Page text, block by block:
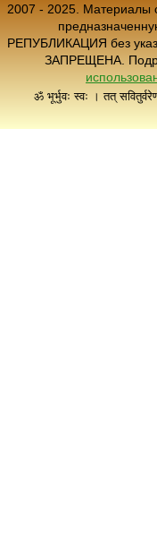
2007 - 2025. Материалы
РЕПУБЛИКАЦИЯ без
ЗАПРЕЩЕНА.
ॐ भूर्भुवः स्वः । तत्